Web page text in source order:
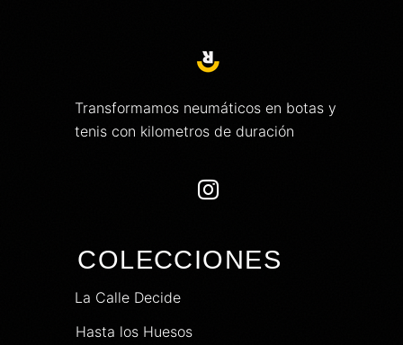
Transformamos neumáticos en botas y
tenis con kilometros de duración

COLECCIONES
La Calle Decide
Hasta los Huesos